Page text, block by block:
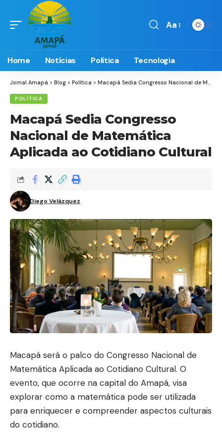
Font
Aa
Home Notícias Política Tecnologia
Jornal Amapá > Blog > Política > Macapá Sedia Congresso Nacional de Matemática Aplicada ao Cotidiano Cultural
POLÍTICA
Macapá Sedia Congresso
Nacional de Matemática
Aplicada ao Cotidiano Cultural
Diego Velázquez
Macapá será o palco do Congresso Nacional de
Matemática Aplicada ao Cotidiano Cultural. O
evento, que ocorre na capital do Amapá, visa
explorar como a matemática pode ser utilizada
para enriquecer e compreender aspectos culturais
do cotidiano.